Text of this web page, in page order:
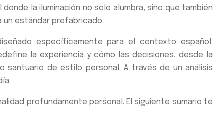
la iluminación no solo alumbra, sino que también
un estándar prefabricado.
específicamente para el contexto español.
la experiencia y cómo las decisiones, desde la
santuario de estilo personal. A través de un análisis
profundamente personal. El siguiente sumario te